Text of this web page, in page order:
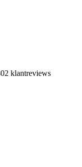
klantreviews